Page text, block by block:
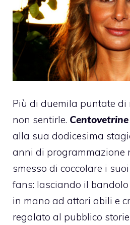
Più di duemila puntate di
non sentirle. Centovetrine
alla sua dodicesima
anni di programmazione
smesso di coccolare i
fans: lasciando il
in mano ad attori abili e
regalato al pubblico